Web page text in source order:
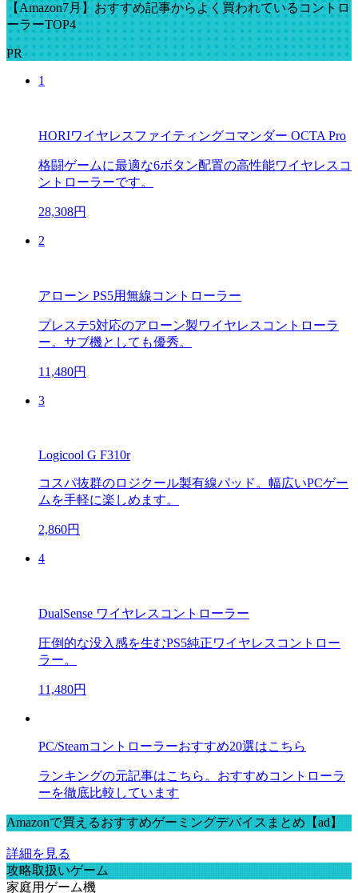
【Amazon7月】おすすめ記事からよく買われているコントロ
ーラーTOP4
PR
1
HORIワイヤレスファイティングコマンダー OCTA Pro
格闘ゲームに最適な6ボタン配置の高性能ワイヤレスコ
ントローラーです。
28,308円
2
アローン PS5用無線コントローラー
プレステ5対応のアローン製ワイヤレスコントローラ
ー。サブ機としても優秀。
11,480円
3
Logicool G F310r
コスパ抜群のロジクール製有線パッド。幅広いPCゲー
ムを手軽に楽しめます。
2,860円
4
DualSense ワイヤレスコントローラー
圧倒的な没入感を生むPS5純正ワイヤレスコントロー
ラー。
11,480円
PC/Steamコントローラーおすすめ20選はこちら
ランキングの元記事はこちら。おすすめコントローラ
ーを徹底比較しています
Amazonで買えるおすすめゲーミングデバイスまとめ【ad】
詳細を見る
攻略取扱いゲーム
家庭用ゲーム機